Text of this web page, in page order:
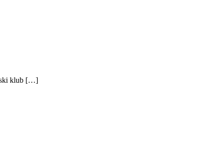
klub […]